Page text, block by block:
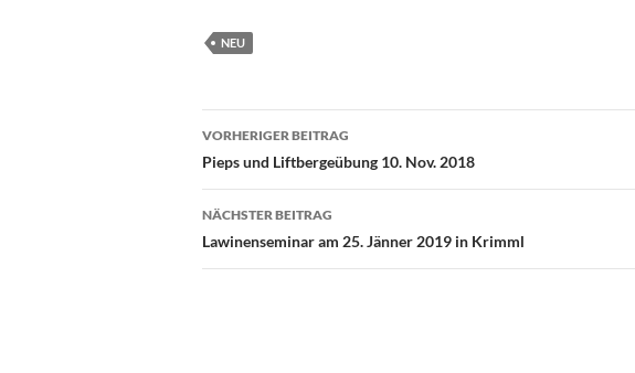
NEU
Beitragsnavigation
VORHERIGER BEITRAG
Pieps und Liftbergeübung 10. Nov. 2018
NÄCHSTER BEITRAG
Lawinenseminar am 25. Jänner 2019 in Krimml